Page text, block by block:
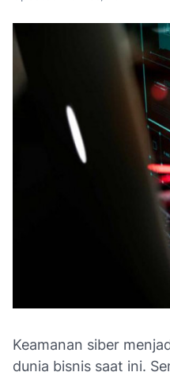
Keamanan siber
dunia bisnis saat ini.